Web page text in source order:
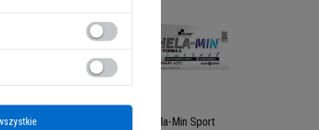
z Muszli
OLIMP Chela-Min Sport